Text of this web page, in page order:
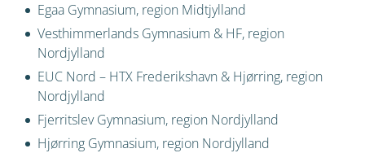
Egaa Gymnasium, region Midtjylland
Vesthimmerlands Gymnasium & HF, region
Nordjylland
EUC Nord – HTX Frederikshavn & Hjørring, region
Nordjylland
Fjerritslev Gymnasium, region Nordjylland
Hjørring Gymnasium, region Nordjylland